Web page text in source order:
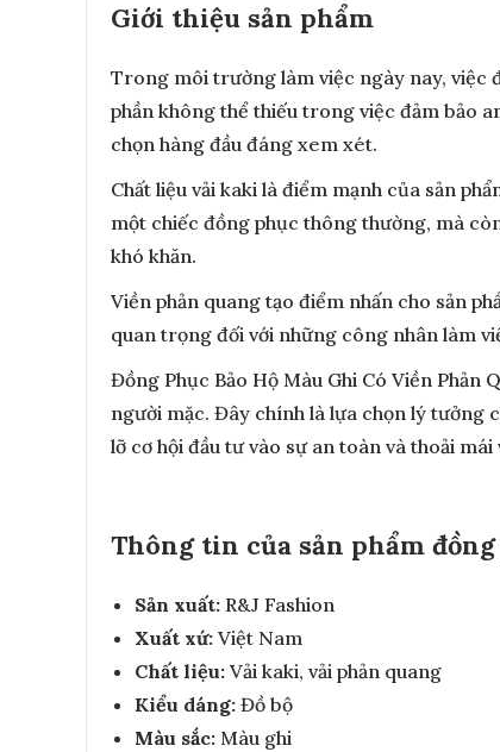
Giới thiệu sản phẩm
Trong môi trường làm việc ngày nay, việc
phần không thể thiếu trong việc đảm bảo
chọn hàng đầu đáng xem xét.
Chất liệu vải kaki là điểm mạnh của sản
một chiếc đồng phục thông thường, mà
khó khăn.
Viền phản quang tạo điểm nhấn cho sản
quan trọng đối với những công nhân làm
Đồng Phục Bảo Hộ Màu Ghi Có Viền
người mặc. Đây chính là lựa chọn lý tưởng
lỡ cơ hội đầu tư vào sự an toàn và thoải
Thông tin của sản phẩm
Sản xuất: R&J Fashion
Xuất xứ: Việt Nam
Chất liệu: Vải kaki, vải phản quang
Kiểu dáng: Đồ bộ
Màu sắc: Màu ghi